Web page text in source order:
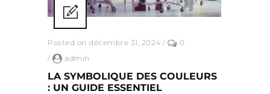
Posted on décembre 31, 2024 /
0
/
admin
LA SYMBOLIQUE DES COULEURS
: UN GUIDE ESSENTIEL